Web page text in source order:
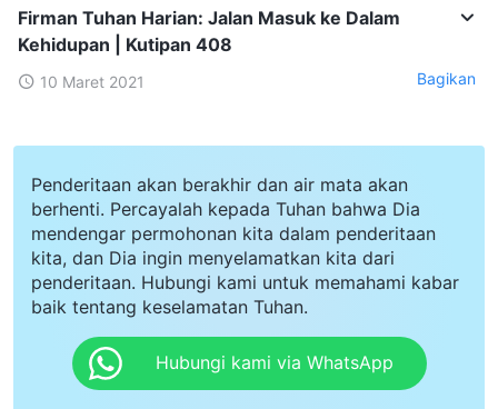
Firman Tuhan Harian: Jalan Masuk ke Dalam
Kehidupan | Kutipan 408
10 Maret 2021 Bagikan
Penderitaan akan berakhir dan air mata akan
berhenti. Percayalah kepada Tuhan bahwa Dia
mendengar permohonan kita dalam penderitaan
kita, dan Dia ingin menyelamatkan kita dari
penderitaan. Hubungi kami untuk memahami kabar
baik tentang keselamatan Tuhan.
Hubungi kami via WhatsApp